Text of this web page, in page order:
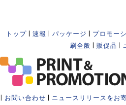
トップ 速報 パッケージ プロモー
刷全般
販促品
お問い合わせ ニュースリリースをお